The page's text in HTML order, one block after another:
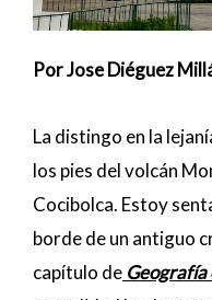
Por Jose Diéguez
La distingo en la
los pies del volcán
Cocibolca. Estoy
borde de un antiguo
capítulo de Geografía